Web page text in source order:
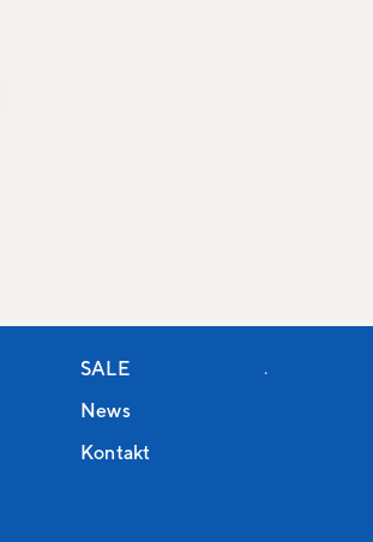
SALE
News
Kontakt
.